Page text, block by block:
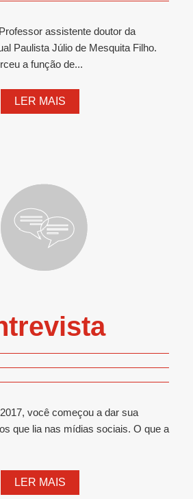
assistente doutor da
Paulista Júlio de Mesquita Filho.
a função de...
LER MAIS
você começou a dar sua
que lia nas mídias sociais. O que a
LER MAIS